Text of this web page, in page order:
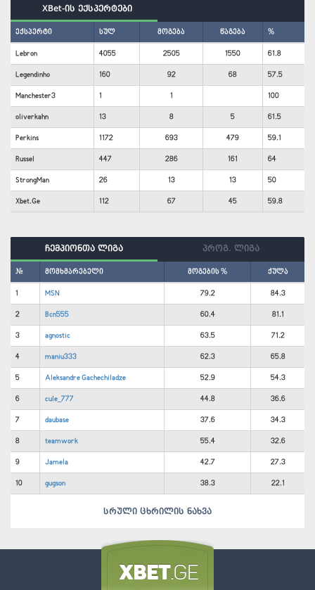
XBet-ის ექსპერტები
ექსპერტი სულ მოგება წაგება %
Lebron 4055 2505 1550 61.8
Legendinho 160 92 68 57.5
Manchester3 1 1 100
oliverkahn 13 8 5 61.5
Perkins 1172 693 479 59.1
Russel 447 286 161 64
StrongMan 26 13 13 50
Xbet.Ge 112 67 45 59.8
ჩემპიონთა ლიგა პროგ. ლიგა
# მომხმარებელი მოგების % ქულა
1 MSN 79.2 84.3
2 Bcn555 60.4 81.1
3 agnostic 63.5 71.2
4 maniu333 62.3 65.8
5 Aleksandre Gachechiladze 52.9 54.3
6 cule_777 44.8 36.6
7 daubase 37.6 34.3
8 teamwork 55.4 32.6
9 Jamela 42.7 27.3
10 gugson 38.3 22.1
სრული ცხრილის ნახვა